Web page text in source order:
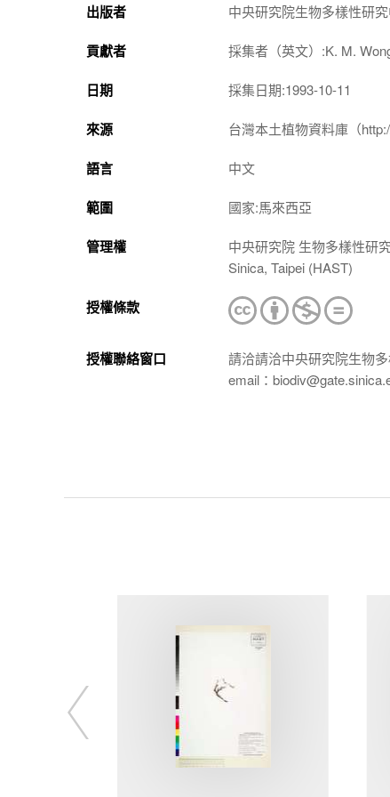
出版者 中央研究院生物多樣性研
貢獻者 採集者（英文）:K. M.
日期 採集日期:1993-10-11
來源 台灣本土植物資料庫（
語言 中文
範圍 國家:馬來西亞
管理權
中央研究院 生物多樣性研
Sinica, Taipei (HAST)
授權條款
授權聯絡窗口
請洽請洽中央研究院生物
email：